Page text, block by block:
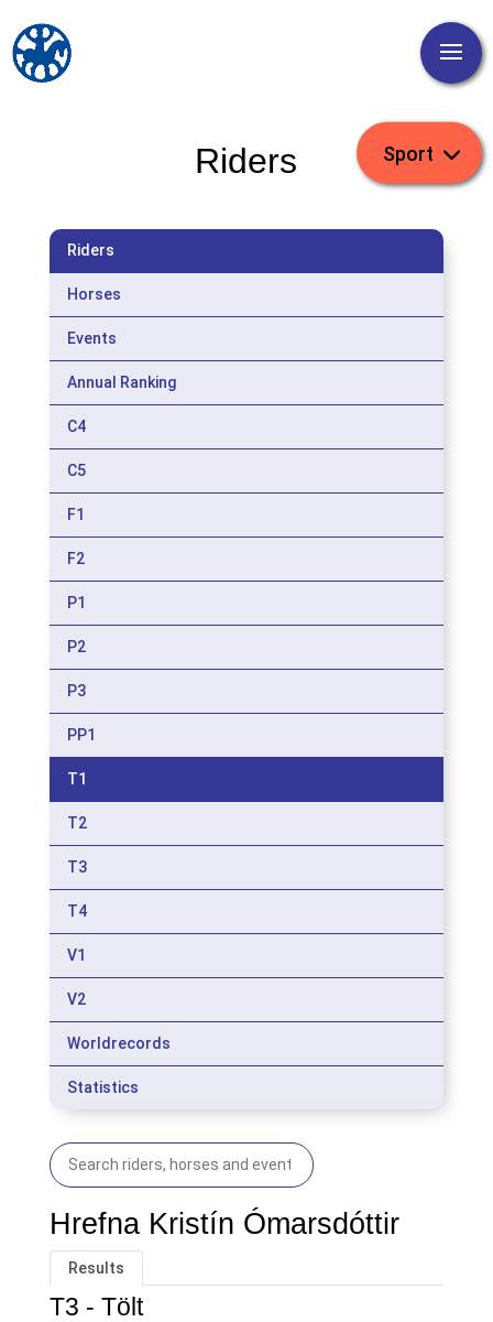
Riders
Riders
Horses
Events
Annual Ranking
C4
C5
F1
F2
P1
P2
P3
PP1
T1
T2
T3
T4
V1
V2
Worldrecords
Statistics
Hrefna Kristín Ómarsdóttir
Results
T3 - Tölt